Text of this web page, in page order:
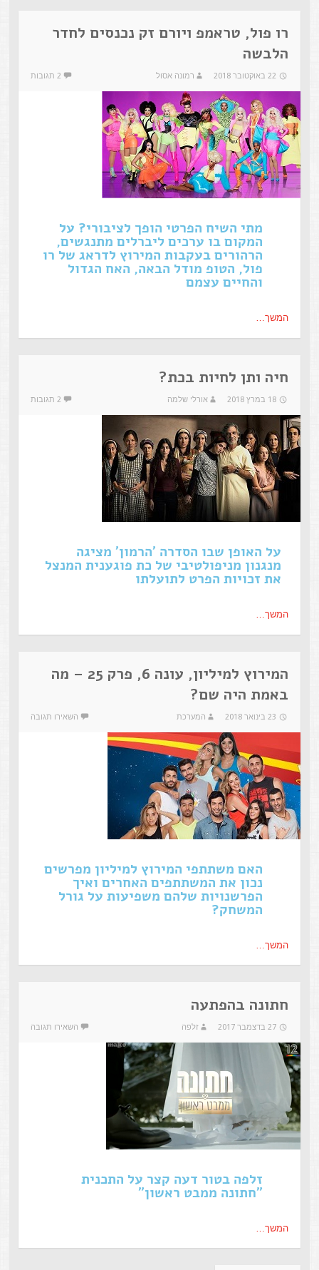
רו פול, טראמפ ויורם זק נכנסים לחדר
הלבשה
22 באוקטובר 2018 רמונה אסול 2 תגובות
מתי השיח הפרטי הופך לציבורי? על
המקום בו ערכים ליברלים מתנגשים,
הרהורים בעקבות המירוץ לדראג של רו
פול, הטופ מודל הבאה, האח הגדול
והחיים עצמם
המשך…
חיה ותן לחיות בכת?
18 במרץ 2018 אורלי שלמה 2 תגובות
על האופן שבו הסדרה 'הרמון' מציגה
מנגנון מניפולטיבי של כת פוגענית המנצל
את זכויות הפרט לתועלתו
המשך…
המירוץ למיליון, עונה 6, פרק 25 – מה
באמת היה שם?
23 בינואר 2018 המערכת השאירו תגובה
האם משתתפי המירוץ למיליון מפרשים
נכון את המשתתפים האחרים ואיך
הפרשנויות שלהם משפיעות על גורל
המשחק?
המשך…
חתונה בהפתעה
27 בדצמבר 2017 זלפה השאירו תגובה
זלפה בטור דעה קצר על התכנית
"חתונה ממבט ראשון"
המשך…